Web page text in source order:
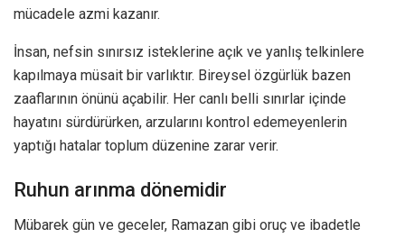
mücadele azmi kazanır.
İnsan, nefsin sınırsız isteklerine açık ve yanlış telkinlere
kapılmaya müsait bir varlıktır. Bireysel özgürlük bazen
zaaflarının önünü açabilir. Her canlı belli sınırlar içinde
hayatını sürdürürken, arzularını kontrol edemeyenlerin
yaptığı hatalar toplum düzenine zarar verir.
Ruhun arınma dönemidir
Mübarek gün ve geceler, Ramazan gibi oruç ve ibadetle